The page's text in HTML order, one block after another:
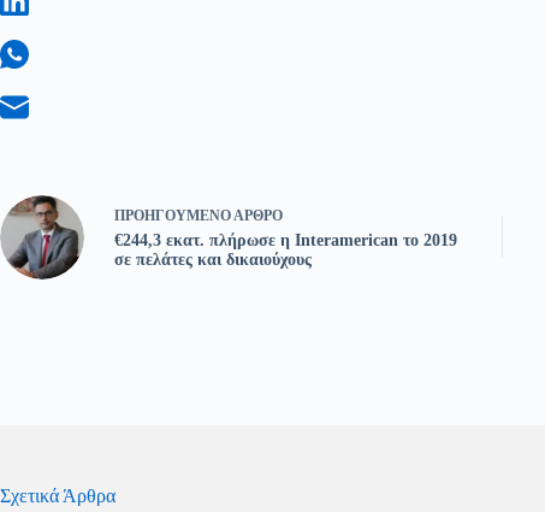
ΠΡΟΗΓΟΎΜΕΝΟΆΡΘΡΟ
€244,3 εκατ. πλήρωσε η Interamerican το 2019
σε πελάτες και δικαιούχους
Σχετικά Άρθρα